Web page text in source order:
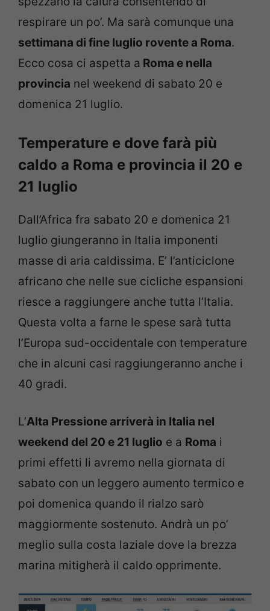
respirare un po’. Ma sarà comunque una
settimana di fine luglio rovente a Roma.
Ecco cosa ci aspetta a Roma e nella
provincia nel weekend di sabato 20 e
domenica 21 luglio.
Temperature e dove farà più
caldo a Roma e provincia il 20 e
21 luglio
Dall’Africa fra sabato 20 e domenica 21
luglio giungeranno in Italia imponenti
masse di aria caldissima. E’ l’anticiclone
africano che nelle sue cicliche espansioni
riesce a raggiungere anche tutta l’Italia.
Questa volta a farne le spese sarà tutta
l’Europa sud-occidentale con temperature
che in alcuni casi raggiungeranno anche i
40 gradi.
L’Alta Pressione arriverà in Italia nel
weekend del 20 e 21 luglio e a Roma i
primi effetti li avremo nella giornata di
sabato con un leggero aumento termico e
poi domenica quando il rialzo sarò
maggiormente sostenuto. Andrà un po’
meglio sulla costa laziale dove la brezza
marina mitigherà il caldo opprimente.